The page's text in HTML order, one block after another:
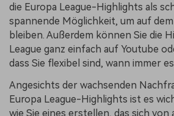
die Europa League-Highlights als
spannende Möglichkeit, um auf
bleiben. Außerdem können Sie die
League ganz einfach auf Youtube
dass Sie flexibel sind, wann immer
Angesichts der wachsenden
Europa League-Highlights ist es
wie Sie eines erstellen, das sich von